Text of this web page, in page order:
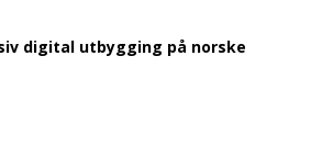
digital utbygging på norske